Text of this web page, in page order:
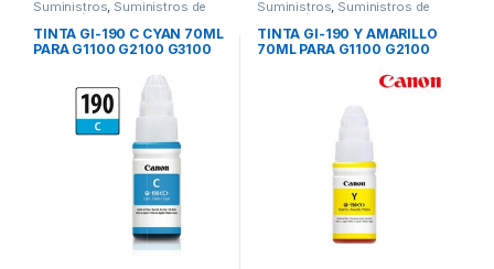
Suministros Suministros de
Impresión
TINTA GI-190 C CYAN 70ML
PARA G1100 G2100 G3100
Suministros Suministros de
Impresión
TINTA GI-190 Y AMARILLO
70ML PARA G1100 G2100